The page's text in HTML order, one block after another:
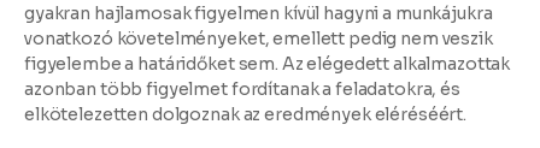
gyakran hajlamosak figyelmen kívül hagyni a munkájukra
vonatkozó követelményeket, emellett pedig nem veszik
figyelembe a határidőket sem. Az elégedett alkalmazottak
azonban több figyelmet fordítanak a feladatokra, és
elkötelezetten dolgoznak az eredmények eléréséért.